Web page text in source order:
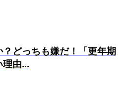
どっちも嫌だ！「更年期
理由...